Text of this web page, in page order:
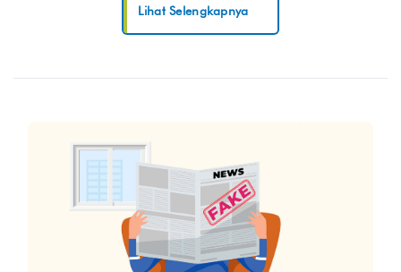
Lihat Selengkapnya